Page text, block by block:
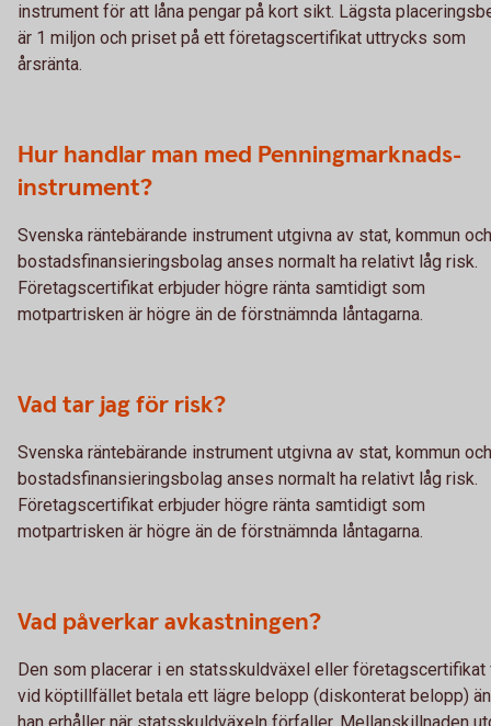
instrument för att låna pengar på kort sikt. Lägsta
är 1 miljon och priset på ett företagscertifikat uttrycks som
årsränta.
Hur handlar man med Penningmarknads-
instrument?
Svenska räntebärande instrument utgivna av stat, kommun och
bostadsfinansieringsbolag anses normalt ha relativt låg risk.
Företagscertifikat erbjuder högre ränta samtidigt som
motpartrisken är högre än de förstnämnda låntagarna.
Vad tar jag för risk?
Svenska räntebärande instrument utgivna av stat, kommun och
bostadsfinansieringsbolag anses normalt ha relativt låg risk.
Företagscertifikat erbjuder högre ränta samtidigt som
motpartrisken är högre än de förstnämnda låntagarna.
Vad påverkar avkastningen?
Den som placerar i en statsskuldväxel eller företagscertifikat
vid köptillfället betala ett lägre belopp (diskonterat belopp)